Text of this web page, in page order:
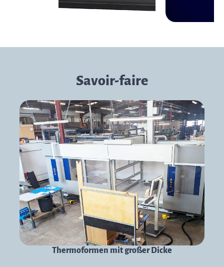
Savoir-faire
Thermoformen mit großer Dicke